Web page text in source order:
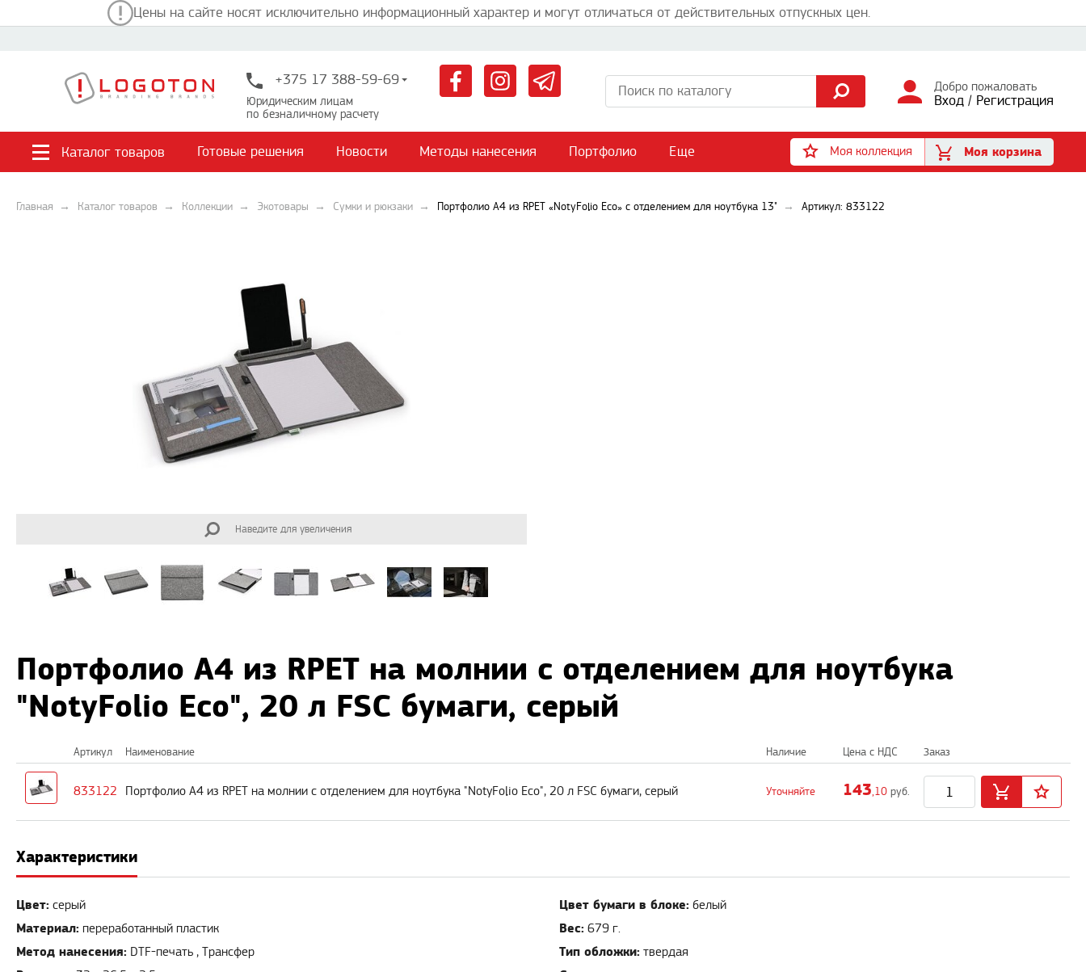
Цены на сайте носят исключительно информационный характер и могут отличаться от действительных отпускных цен.
+375 17 388-59-69
Юридическим лицам
по безналичному расчету
Добро пожаловать
Вход / Регистрация
Каталог товаров Готовые решения Новости Методы нанесения Портфолио Еще Моя коллекция Моя корзина
Главная Каталог товаров Коллекции Экотовары Сумки и рюкзаки Портфолио А4 из RPET «NotyFolio Eco» с отделением для ноутбука 13" Артикул: 833122
Наведите для увеличения
Портфолио А4 из RPET на молнии с отделением для ноутбука
"NotyFolio Eco", 20 л FSC бумаги, серый
Артикул Наименование Наличие Цена с НДС Заказ
833122 Портфолио А4 из RPET на молнии с отделением для ноутбука "NotyFolio Eco", 20 л FSC бумаги, серый Уточняйте 143,10 руб.
Характеристики
Цвет: серый
Материал: переработанный пластик
Метод нанесения: DTF-печать , Трансфер
Цвет бумаги в блоке: белый
Вес: 679 г.
Тип обложки: твердая